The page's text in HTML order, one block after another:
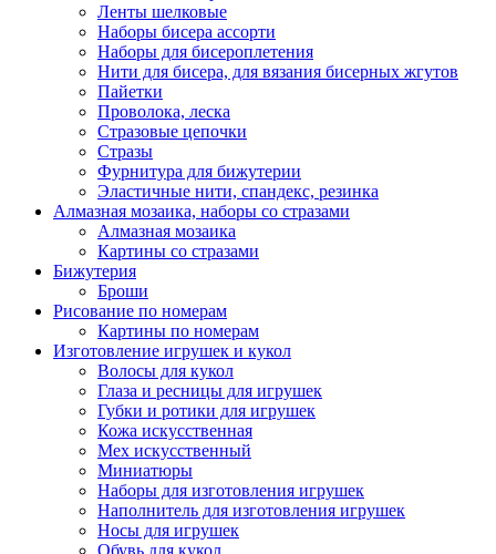
Ленты шелковые
Наборы бисера ассорти
Наборы для бисероплетения
Нити для бисера, для вязания бисерных жгутов
Пайетки
Проволока, леска
Стразовые цепочки
Стразы
Фурнитура для бижутерии
Эластичные нити, спандекс, резинка
Алмазная мозаика, наборы со стразами
Алмазная мозаика
Картины co стразами
Бижутерия
Броши
Рисование по номерам
Картины по номерам
Изготовление игрушек и кукол
Волосы для кукол
Глаза и ресницы для игрушек
Губки и ротики для игрушек
Кожа искусственная
Мех искусственный
Миниатюры
Наборы для изготовления игрушек
Наполнитель для изготовления игрушек
Носы для игрушек
Обувь для кукол